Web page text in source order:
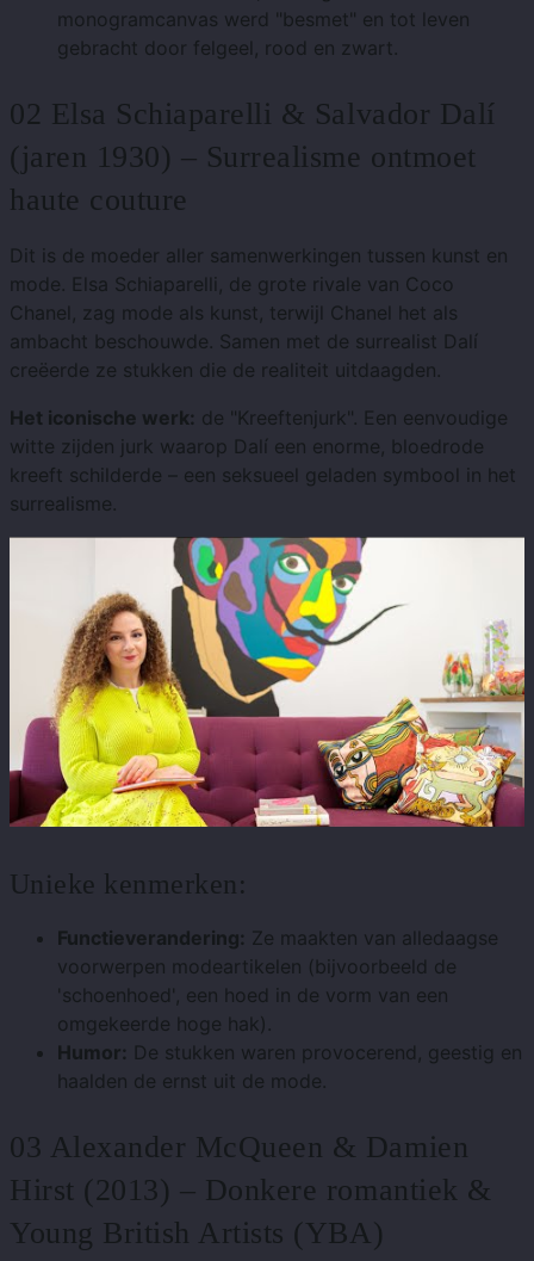
monogramcanvas werd "besmet" en tot leven
gebracht door felgeel, rood en zwart.
02 Elsa Schiaparelli & Salvador Dalí
(jaren 1930) – Surrealisme ontmoet
haute couture
Dit is de moeder aller samenwerkingen tussen kunst en
mode. Elsa Schiaparelli, de grote rivale van Coco
Chanel, zag mode als kunst, terwijl Chanel het als
ambacht beschouwde. Samen met de surrealist Dalí
creëerde ze stukken die de realiteit uitdaagden.
Het iconische werk: de "Kreeftenjurk". Een eenvoudige
witte zijden jurk waarop Dalí een enorme, bloedrode
kreeft schilderde – een seksueel geladen symbool in het
surrealisme.
Unieke kenmerken:
Functieverandering: Ze maakten van alledaagse
voorwerpen modeartikelen (bijvoorbeeld de
'schoenhoed', een hoed in de vorm van een
omgekeerde hoge hak).
Humor: De stukken waren provocerend, geestig en
haalden de ernst uit de mode.
03 Alexander McQueen & Damien
Hirst (2013) – Donkere romantiek &
Young British Artists (YBA)